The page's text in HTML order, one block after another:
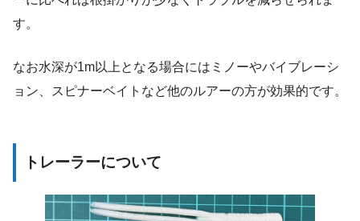
す。
なお水深が1m以上となる場合にはミノーやバイブレーシ
ョン、スピナーベイトなど他のルアーの方が効果的です。
トレーラーについて